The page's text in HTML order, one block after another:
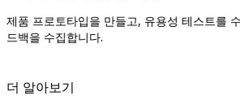
제품 프로토타입을 만들고, 유용성 테스트를
드백을 수집합니다.
더 알아보기